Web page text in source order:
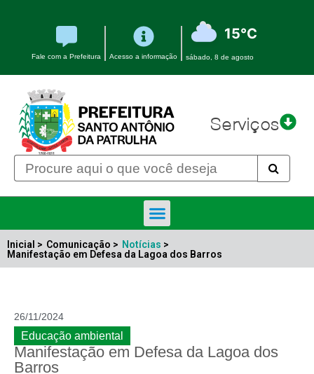
Fale com a Prefeitura Acesso a informação
15°C
sábado, 8 de agosto
Serviços
Inicial > Comunicação > Notícias >
Manifestação em Defesa da Lagoa dos Barros
26/11/2024
Educação ambiental
Manifestação em Defesa da Lagoa dos
Barros